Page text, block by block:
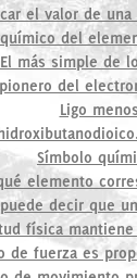
el valor de
del
El más simple de
pionero del
Ligo
Símbolo
elemento
decir que
física
de fuerza es